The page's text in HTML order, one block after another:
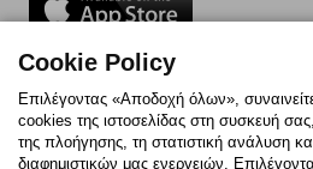
Follow us:
FacebookInstagram
TikTokYoutube
Cookie Policy
Επιλέγοντας «Αποδοχή όλων»,
cookies της ιστοσελίδας στη συσκευή
της πλοήγησης, τη στατιστική ανάλυση
διαφημιστικών μας ενεργειών.